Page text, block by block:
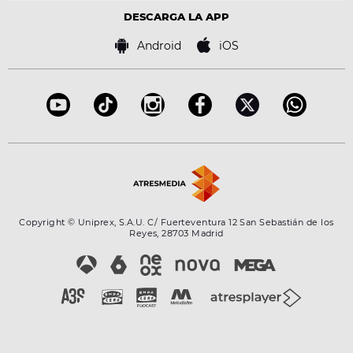
Bases de concursos
DESCARGA LA APP
Android iOS
Copyright © Uniprex, S.A.U. C/ Fuerteventura 12 San Sebastián de los
Reyes, 28703 Madrid